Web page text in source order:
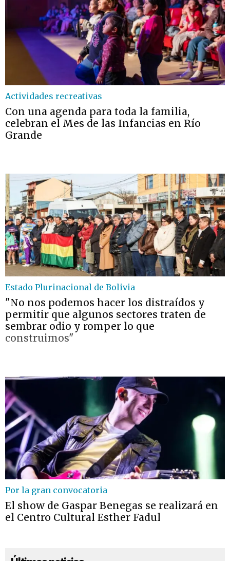
Actividades recreativas
Con una agenda para toda la familia,
celebran el Mes de las Infancias en Río
Grande
Estado Plurinacional de Bolivia
"No nos podemos hacer los distraídos y
permitir que algunos sectores traten de
sembrar odio y romper lo que
construimos"
Por la gran convocatoria
El show de Gaspar Benegas se realizará en
el Centro Cultural Esther Fadul